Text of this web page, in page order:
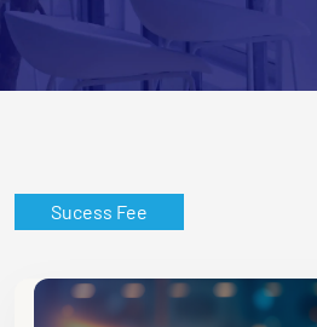
Sucess Fee